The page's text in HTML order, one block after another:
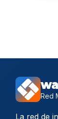
Red
La red de